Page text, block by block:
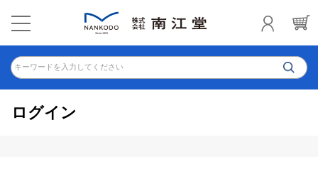
キーワードを入力してください
ログイン